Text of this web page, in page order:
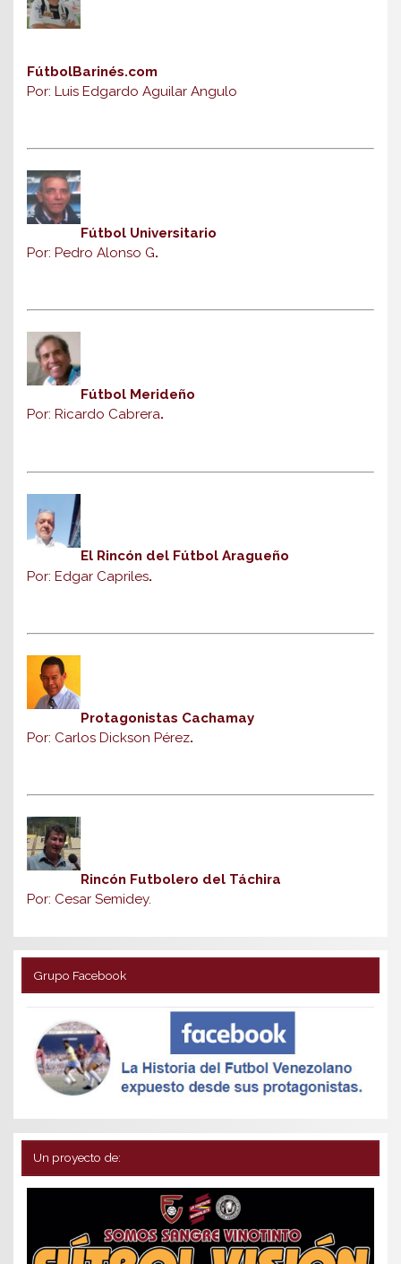
FútbolBarinés.com
Por: Luis Edgardo Aguilar Angulo
Fútbol Universitario
Por: Pedro Alonso G.
Fútbol Merideño
Por: Ricardo Cabrera.
El Rincón del Fútbol Aragueño
Por: Edgar Capriles.
Protagonistas Cachamay
Por: Carlos Dickson Pérez.
Rincón Futbolero del Táchira
Por: Cesar Semidey.
Grupo Facebook
Un proyecto de: